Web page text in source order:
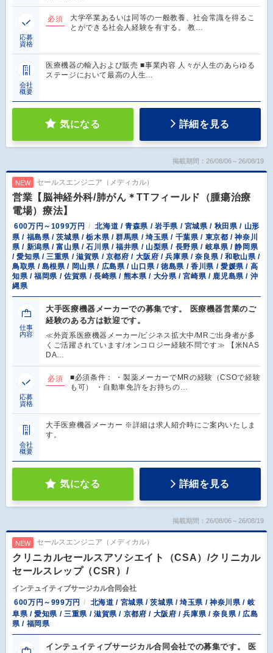
応募
資格
必須
大学卒業あるいは同等の一般教養、社会常識を得るこ
とができる社会人経験を有する。 教…
会社
概要
医療機器の輸入および販売 ■事業内容 人々が人生のあらゆる
ステージにおいて最高の人生…
気になる 詳細を見る
掲載期間：26/08/06～26/08/19
NEW セールスエンジニア（メディカル）
営業【脳神経外科/肺がん＊TTフィールド（腫瘍治療
電場）療法】
600万円～1099万円
北海道 / 青森県 / 岩手県 / 宮城県 / 秋田県 / 山形
県 / 福島県 / 茨城県 / 栃木県 / 群馬県 / 埼玉県 / 千葉県 / 東京都 / 神奈川
県 / 新潟県 / 富山県 / 石川県 / 福井県 / 山梨県 / 長野県 / 岐阜県 / 静岡県
/ 愛知県 / 三重県 / 滋賀県 / 京都府 / 大阪府 / 兵庫県 / 奈良県 / 和歌山県 /
鳥取県 / 島根県 / 岡山県 / 広島県 / 山口県 / 徳島県 / 香川県 / 愛媛県 / 高
知県 / 福岡県 / 佐賀県 / 長崎県 / 熊本県 / 大分県 / 宮崎県 / 鹿児島県 / 沖
縄県
仕事
内容
大手医療機器メーカーでの募集です。 医療機器営業のご
経験のある方は歓迎です。
≪外資系医療機器メーカー/ビジネス拡大中/MRご出身者が多
くご活躍されています/オンコロジー経験不問です≫ 【米NAS
DA…
応募
資格
必須
■必須条件： ・製薬メーカーでMRの経験（CSOで経験
も可） ・自動車免許をお持ちの…
会社
概要
大手医療機器メーカー ※詳細は求人紹介時にご案内いたしま
す。
気になる 詳細を見る
掲載期間：26/08/06～26/08/19
NEW セールスエンジニア（メディカル）
クリニカルセールスアソシエイト（CSA）/クリニカル
セールスレップ（CSR）/
インテュイティブサージカル合同会社
600万円～999万円
北海道 / 宮城県 / 茨城県 / 埼玉県 / 神奈川県 / 岐
阜県 / 愛知県 / 三重県 / 滋賀県 / 京都府 / 大阪府 / 兵庫県 / 奈良県 / 広島
県 / 福岡県
インテュイティブサージカル合同会社での募集です。 医